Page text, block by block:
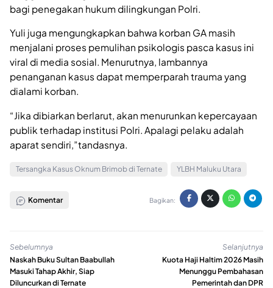
bagi penegakan hukum dilingkungan Polri.
Yuli juga mengungkapkan bahwa korban GA masih
menjalani proses pemulihan psikologis pasca kasus ini
viral di media sosial. Menurutnya, lambannya
penanganan kasus dapat memperparah trauma yang
dialami korban.
“Jika dibiarkan berlarut, akan menurunkan kepercayaan
publik terhadap institusi Polri. Apalagi pelaku adalah
aparat sendiri,”tandasnya.
Tersangka Kasus Oknum Brimob di Ternate YLBH Maluku Utara
Komentar Bagikan:
Sebelumnya
Naskah Buku Sultan Baabullah
Masuki Tahap Akhir, Siap
Diluncurkan di Ternate
Selanjutnya
Kuota Haji Haltim 2026 Masih
Menunggu Pembahasan
Pemerintah dan DPR